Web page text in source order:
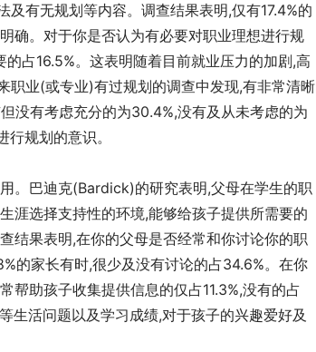
有无规划等内容。调查结果表明,仅有17.4%的
确。对于你是否认为有必要对职业理想进行规
占16.5%。这表明随着目前就业压力的加剧,高
职业(或专业)有过规划的调查中发现,有非常清晰
没有考虑充分的为30.4%,没有及从未考虑的为
规划的意识。
。巴迪克(Bardick)的研究表明,父母在学生的职
涯选择支持性的环境,能够给孩子提供所需要的
结果表明,在你的父母是否经常和你讨论你的职
的家长有时,很少及没有讨论的占34.6%。在你
帮助孩子收集提供信息的仅占11.3%,没有的占
生活问题以及学习成绩,对于孩子的兴趣爱好及